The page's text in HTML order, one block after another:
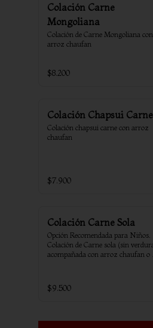
Colación Carne
Mongoliana
Colación de Carne Mongoliana con
arroz chaufan
$8.200
Colación Chapsui Carne
Colación chapsui carne con arroz
chaufan
$7.900
Colación Carne Sola
Opción Recomendada para Niños.
Colación de Carne sola (sin
acompañada con arroz chaufan o
$9.500